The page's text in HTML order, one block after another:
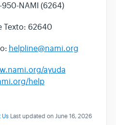
NAMI (6264)
Texto: 62640
helpline@nami.org
ayuda
help
Us Last updated on June 16, 2026